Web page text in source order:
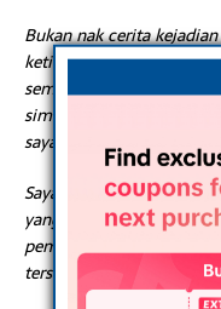
Bukan nak cerita
ketika itu dikatakan
semena-mena jaketnya
simen berkenaan.
saya sehingga ke hari ini.
Saya kongsikan perkarai
yang rajin celah
pemakaian jaket yang
tersangkut pada cermin